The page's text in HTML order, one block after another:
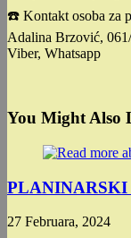
☎️ Kontakt osoba za
Adalina Brzović,
Viber, Whatsapp
You Might Also
27 Februara, 2024